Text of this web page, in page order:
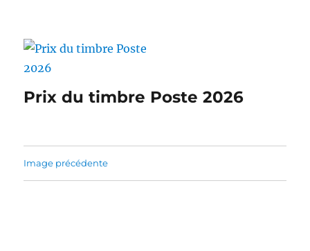
Prix du timbre Poste 2026
Image précédente